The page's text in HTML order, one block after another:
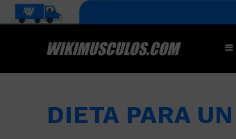
DIETA PARA